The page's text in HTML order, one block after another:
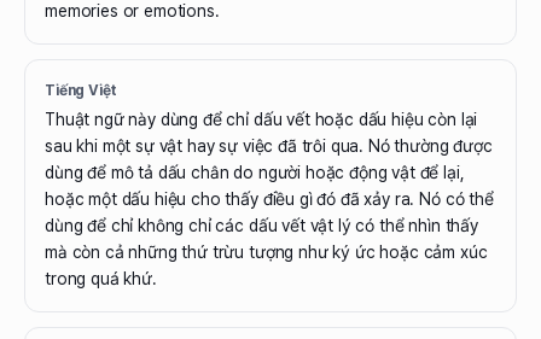
memories or emotions.
Tiếng Việt
Thuật ngữ này dùng để chỉ dấu vết hoặc dấu hiệu còn lại
sau khi một sự vật hay sự việc đã trôi qua. Nó thường được
dùng để mô tả dấu chân do người hoặc động vật để lại,
hoặc một dấu hiệu cho thấy điều gì đó đã xảy ra. Nó có thể
dùng để chỉ không chỉ các dấu vết vật lý có thể nhìn thấy
mà còn cả những thứ trừu tượng như ký ức hoặc cảm xúc
trong quá khứ.